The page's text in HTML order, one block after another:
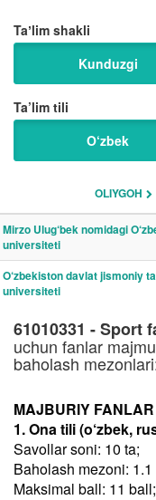
Taʼlim shakli
Kunduzgi
Ta’lim tili
O‘zbek
OLIYGOH
Mirzo Ulug‘bek nomidagi
universiteti
O‘zbekiston davlat jismoniy
universiteti
61010331 - Sport
uchun fanlar
baholash
MAJBURIY
1. Ona tili (o‘zbek,
Savollar soni: 10 ta;
Baholash mezoni: 1.1
Maksimal ball: 11 ball;